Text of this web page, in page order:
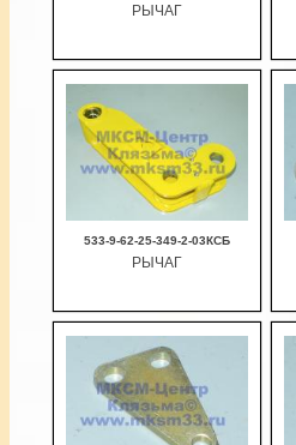
В корзину
РЫЧАГ
В корзину
533-9-62-25-349-2-03КСБ
РЫЧАГ